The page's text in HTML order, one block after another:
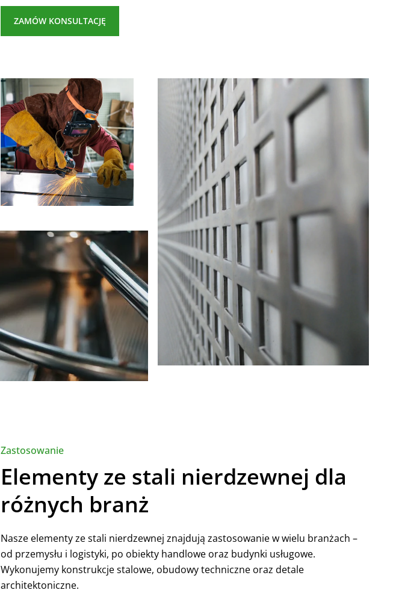
ZAMÓW KONSULTACJĘ
Zastosowanie
Elementy ze stali nierdzewnej dla
różnych branż
Nasze elementy ze stali nierdzewnej znajdują zastosowanie w wielu branżach –
od przemysłu i logistyki, po obiekty handlowe oraz budynki usługowe.
Wykonujemy konstrukcje stalowe, obudowy techniczne oraz detale
architektoniczne.